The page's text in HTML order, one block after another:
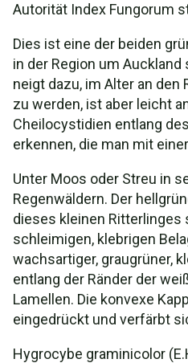
Autorität Index Fungorum
Dies ist eine der beiden
in der Region um
neigt dazu, im Alter an den
zu werden, ist aber leicht
Cheilocystidien entlang
erkennen, die man mit
Unter Moos oder Streu in
Regenwäldern. Der
dieses kleinen Ritterlinges
schleimigen, klebrigen
wachsartiger, graugrüner,
entlang der Ränder der
Lamellen. Die konvexe
eingedrückt und verfärbt
Hygrocybe graminicolor